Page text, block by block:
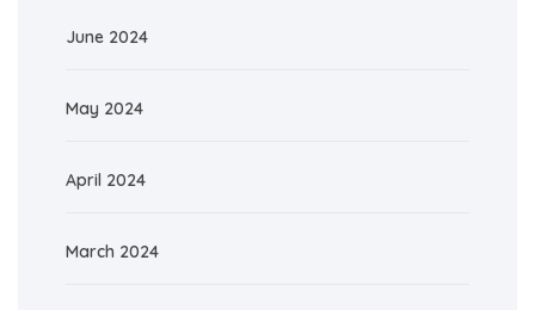
June 2024
May 2024
April 2024
March 2024